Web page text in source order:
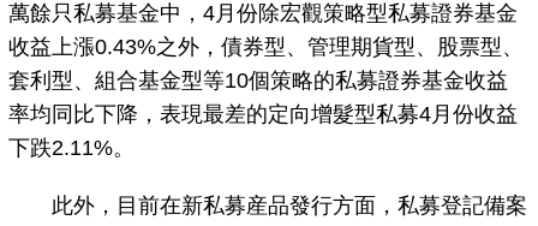
萬餘只私募基金中，4月份除宏觀策略型私募證券基金
收益上漲0.43%之外，債券型、管理期貨型、股票型、
套利型、組合基金型等10個策略的私募證券基金收益
率均同比下降，表現最差的定向增髮型私募4月份收益
下跌2.11%。
此外，目前在新私募産品發行方面，私募登記備案